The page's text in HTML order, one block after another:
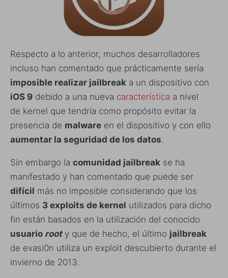
Respecto a lo anterior, muchos desarrolladores
incluso han comentado que prácticamente sería
imposible realizar jailbreak a un dispositivo con
iOS 9 debido a una nueva característica a nivel
de kernel que tendría como propósito evitar la
presencia de malware en el dispositivo y con ello
aumentar la seguridad de los datos.
Sin embargo la comunidad jailbreak se ha
manifestado y han comentado que puede ser
difícil más no imposible considerando que los
últimos 3 exploits de kernel utilizados para dicho
fin están basados en la utilización del conocido
usuario rooty que de hecho, el último jailbreak
de evasi0n utiliza un exploit descubierto durante el
invierno de 2013.